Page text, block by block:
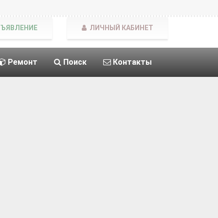
Ремонт Поиск Контакты
ЛИЧНЫЙ КАБИНЕТ